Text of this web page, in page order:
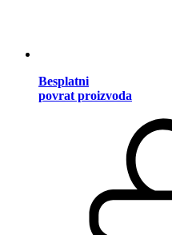
Besplatni
povrat proizvoda